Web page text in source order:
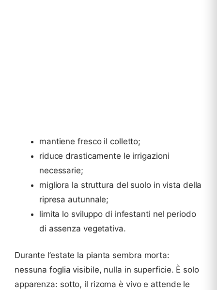
mantiene fresco il colletto;
riduce drasticamente le irrigazioni
necessarie;
migliora la struttura del suolo in vista della
ripresa autunnale;
limita lo sviluppo di infestanti nel periodo
di assenza vegetativa.
Durante l’estate la pianta sembra morta:
nessuna foglia visibile, nulla in superficie. È solo
apparenza: sotto, il rizoma è vivo e attende le